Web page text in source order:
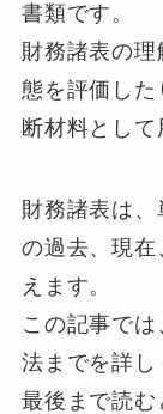
書類です。
財務諸表の
態を評価した
断材料として
財務諸表は
の過去、現
えます。
この記事で
法までを詳し
最後まで読